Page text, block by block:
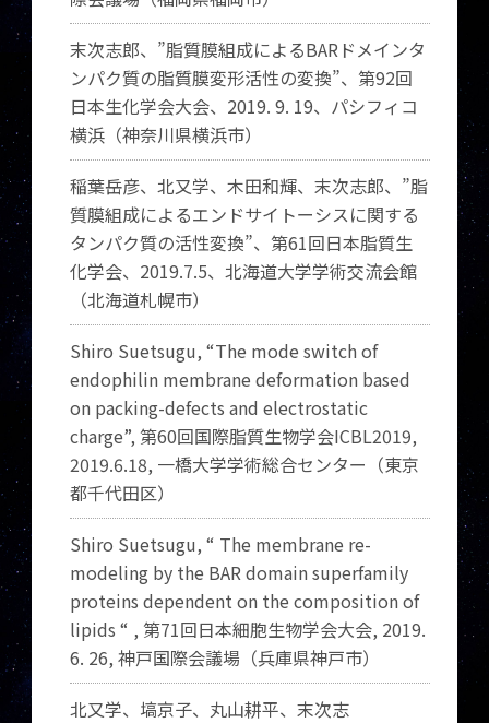
末次志郎、”脂質膜組成によるBARドメインタ
ンパク質の脂質膜変形活性の変換”、第92回
日本生化学会大会、 2019. 9. 19、パシフィコ
横浜（神奈川県横浜市）
稲葉岳彦、北又学、木田和輝、末次志郎、”脂
質膜組成によるエンドサイトーシスに関する
タンパク質の活性変換”、第61回日本脂質生
化学会、 2019.7.5、北海道大学学術交流会館
（北海道札幌市）
Shiro Suetsugu, “The mode switch of
endophilin membrane deformation based
on packing-defects and electrostatic
charge”,第60回国際脂質生物学会ICBL2019,
2019.6.18, 一橋大学学術総合センター（東京
都千代田区）
Shiro Suetsugu, “ The membrane re-
modeling by the BAR domain superfamily
proteins dependent on the composition of
lipids “ ,第71回日本細胞生物学会大会, 2019.
6. 26,神戸国際会議場（兵庫県神戸市）
北又学、塙京子、丸山耕平、末次志